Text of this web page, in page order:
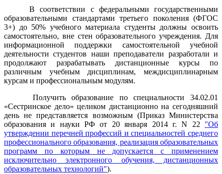
В соответствии с федеральными государственными
образовательными стандартами третьего поколения (ФГОС
3+) до 50% учебного материала студенты должны освоить
самостоятельно, вне стен образовательного учреждения. Для
информационной поддержки самостоятельной учебной
деятельности студентов наши преподаватели разработали и
продолжают разрабатывать дистанционные курсы по
различным учебным дисциплинам, междисциплинарным
курсам и профессиональным модулям.
Получить образование по специальности 34.02.01
«Сестринское дело» целиком дистанционно на сегодняшний
день не представляется возможным (Приказ Министерства
образования и науки РФ от 20 января 2014 г. N 22 "Об
утверждении перечней профессий и специальностей среднего
профессионального образования, реализация образовательных
программ по которым не допускается с применением
исключительно электронного обучения, дистанционных
образовательных технологий").